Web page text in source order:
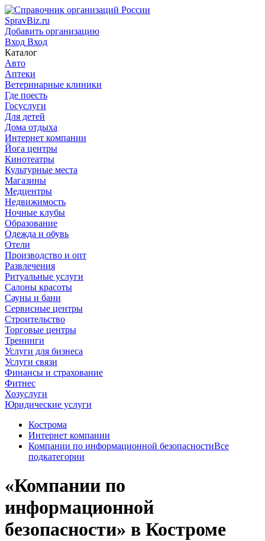
SpravBiz.ru
Добавить организацию
Вход Вход
Каталог
Авто
Аптеки
Ветеринарные клиники
Где поесть
Госуслуги
Для детей
Дома отдыха
Интернет компании
Йога центры
Кинотеатры
Культурные места
Магазины
Медцентры
Недвижимость
Ночные клубы
Образование
Одежда и обувь
Отели
Производство и опт
Развлечения
Ритуальные услуги
Салоны красоты
Сауны и бани
Сервисные центры
Строительство
Торговые центры
Тренинги
Услуги для бизнеса
Услуги связи
Финансы и страхование
Фитнес
Хозуслуги
Юридические услуги
Кострома
Интернет компании
Компании по информационной безопасностиВсе
подкатегории
«Компании по
информационной
безопасности» в Костроме